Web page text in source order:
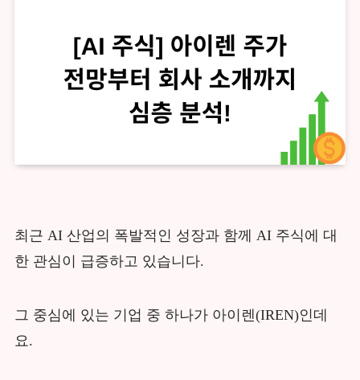
최근 AI 산업의 폭발적인 성장과 함께 AI 주식에 대
한 관심이 급증하고 있습니다.
그 중심에 있는 기업 중 하나가 아이렌(IREN)인데
요.